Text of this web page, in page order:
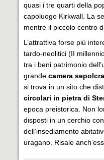
quasi i tre quarti della
capoluogo Kirkwall. La
mentre il piccolo centro
L’attrattiva forse più
tardo-neolitici (II
tra i beni patrimonio
grande camera
si trova in un sito che
circolari in pietra di
epoca preistorica. Non
disposti in un cerchio
dell’insediamento
uragano. Risale